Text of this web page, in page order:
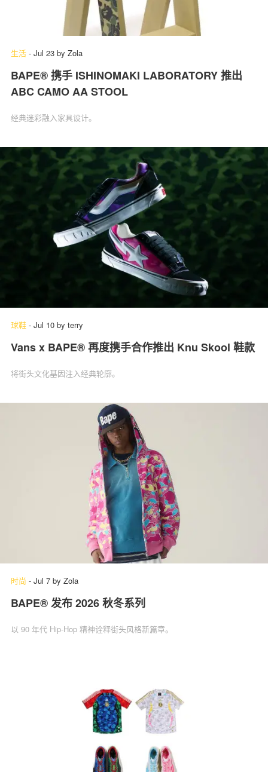
生活 - Jul 23 by Zola
BAPE® 携手 ISHINOMAKI LABORATORY 推出
ABC CAMO AA STOOL
经典迷彩融入家具设计。
球鞋 - Jul 10 by terry
Vans x BAPE® 再度携手合作推出 Knu Skool 鞋款
将街头文化基因注入经典轮廓。
时尚 - Jul 7 by Zola
BAPE® 发布 2026 秋冬系列
以 90 年代 Hip-Hop 精神诠释街头风格新篇章。